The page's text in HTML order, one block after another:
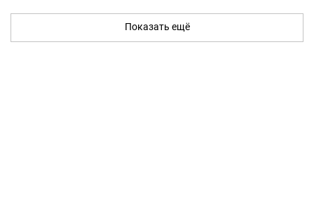
Показать ещё